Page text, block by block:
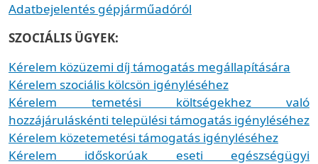
Adatbejelentés gépjárműadóról
SZOCIÁLIS ÜGYEK:
Kérelem közüzemi díj támogatás megállapítására
Kérelem szociális kölcsön igényléséhez
Kérelem temetési költségekhez való
hozzájáruláskénti települési támogatás igényléséhez
Kérelem közetemetési támogatás igényléséhez
Kérelem időskorúak eseti egészségügyi